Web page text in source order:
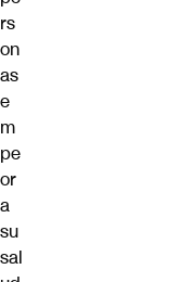
rs
on
as
e
m
pe
or
a
su
sal